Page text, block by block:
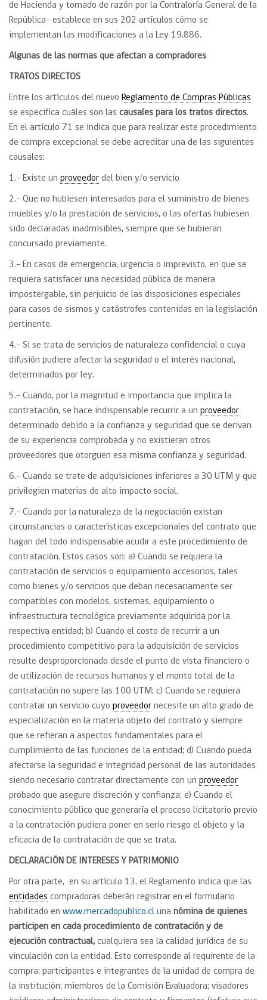
de Hacienda y tomado de razón por la Contraloría General de la
República- establece en sus 202 artículos cómo se
implementan las modificaciones a la Ley 19.886.
Algunas de las normas que afectan a compradores
TRATOS DIRECTOS
Entre los artículos del nuevo Reglamento de Compras Públicas
se especifica cuáles son las causales para los tratos directos.
En el artículo 71 se indica que para realizar este procedimiento
de compra excepcional se debe acreditar una de las siguientes
causales:
1.- Existe un proveedor del bien y/o servicio
2.- Que no hubiesen interesados para el suministro de bienes
muebles y/o la prestación de servicios, o las ofertas hubiesen
sido declaradas inadmisibles, siempre que se hubieran
concursado previamente.
3.- En casos de emergencia, urgencia o imprevisto, en que se
requiera satisfacer una necesidad pública de manera
impostergable, sin perjuicio de las disposiciones especiales
para casos de sismos y catástrofes contenidas en la legislación
pertinente.
4.- Si se trata de servicios de naturaleza confidencial o cuya
difusión pudiere afectar la seguridad o el interés nacional,
determinados por ley.
5.- Cuando, por la magnitud e importancia que implica la
contratación, se hace indispensable recurrir a un proveedor
determinado debido a la confianza y seguridad que se derivan
de su experiencia comprobada y no existieran otros
proveedores que otorguen esa misma confianza y seguridad.
6.- Cuando se trate de adquisiciones inferiores a 30 UTM y que
privilegien materias de alto impacto social.
7.- Cuando por la naturaleza de la negociación existan
circunstancias o características excepcionales del contrato que
hagan del todo indispensable acudir a este procedimiento de
contratación. Estos casos son: a) Cuando se requiera la
contratación de servicios o equipamiento accesorios, tales
como bienes y/o servicios que deban necesariamente ser
compatibles con modelos, sistemas, equipamiento o
infraestructura tecnológica previamente adquirida por la
respectiva entidad; b) Cuando el costo de recurrir a un
procedimiento competitivo para la adquisición de servicios
resulte desproporcionado desde el punto de vista financiero o
de utilización de recursos humanos y el monto total de la
contratación no supere las 100 UTM; c) Cuando se requiera
contratar un servicio cuyo proveedor necesite un alto grado de
especialización en la materia objeto del contrato y siempre
que se refieran a aspectos fundamentales para el
cumplimiento de las funciones de la entidad; d) Cuando pueda
afectarse la seguridad e integridad personal de las autoridades
siendo necesario contratar directamente con un proveedor
probado que asegure discreción y confianza; e) Cuando el
conocimiento público que generaría el proceso licitatorio previo
a la contratación pudiera poner en serio riesgo el objeto y la
eficacia de la contratación de que se trata.
DECLARACIÓN DE INTERESES Y PATRIMONIO
Por otra parte, en su artículo 13, el Reglamento indica que las
entidades compradoras deberán registrar en el formulario
habilitado en www.mercadopublico.cl una nómina de quienes
participen en cada procedimiento de contratación y de
ejecución contractual, cualquiera sea la calidad jurídica de su
vinculación con la entidad. Esto corresponde al requirente de la
compra; participantes e integrantes de la unidad de compra de
la institución; miembros de la Comisión Evaluadora; visadores